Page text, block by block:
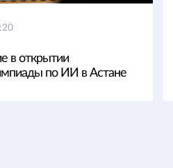
в открытии
по ИИ в Астане